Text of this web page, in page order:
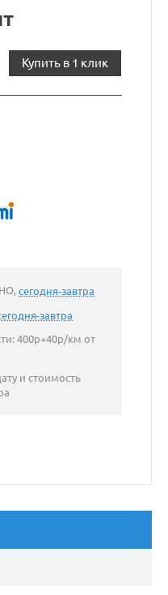
Купить в 1 клик
сегодня-завтра
завтра
400р+40р/км от
и стоимость